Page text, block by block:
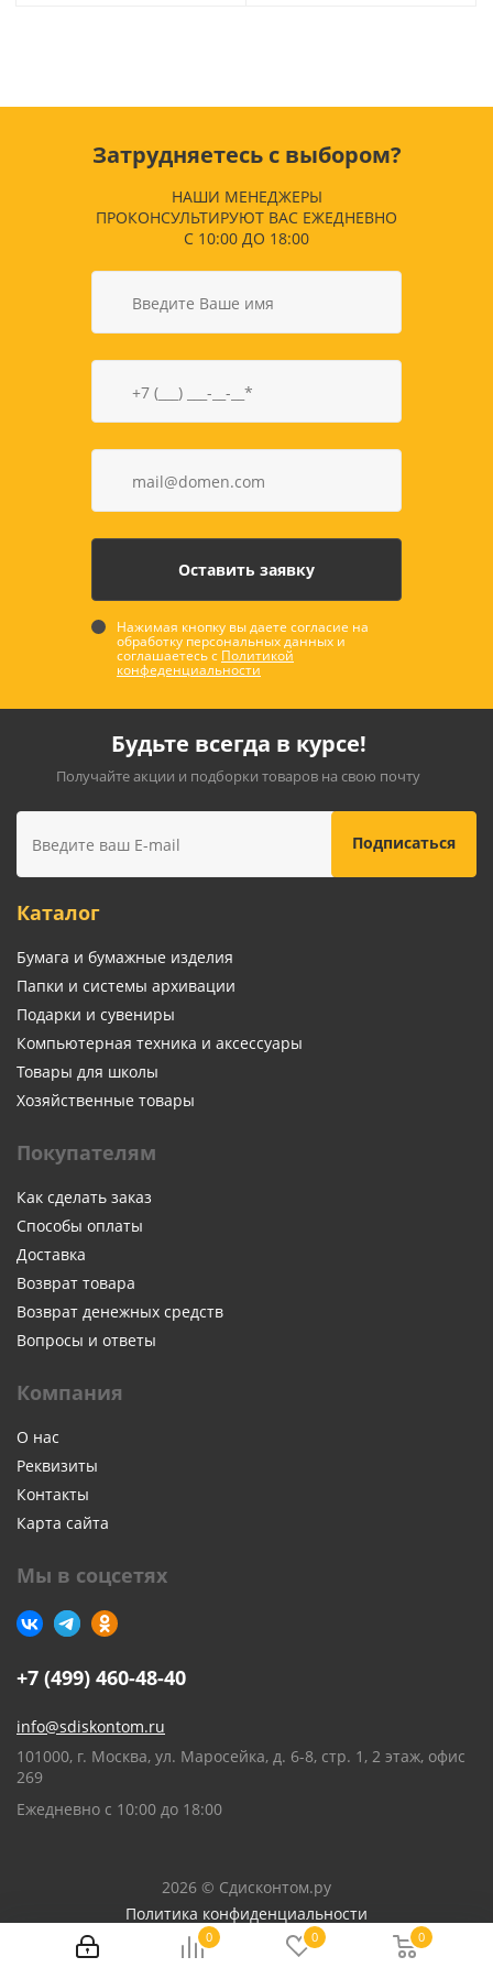
0 0 0
Затрудняетесь с выбором?
НАШИ МЕНЕДЖЕРЫ
ПРОКОНСУЛЬТИРУЮТ ВАС ЕЖЕДНЕВНО
С 10:00 ДО 18:00
Нажимая кнопку вы даете согласие на
обработку персональных данных и
соглашаетесь с Политикой
конфеденциальности
Будьте всегда в курсе!
Получайте акции и подборки товаров на свою почту
Каталог
Бумага и бумажные изделия
Папки и системы архивации
Подарки и сувениры
Компьютерная техника и аксессуары
Товары для школы
Хозяйственные товары
Покупателям
Как сделать заказ
Способы оплаты
Доставка
Возврат товара
Возврат денежных средств
Вопросы и ответы
Компания
О нас
Реквизиты
Контакты
Карта сайта
Мы в соцсетях
+7 (499) 460-48-40
info@sdiskontom.ru
101000, г. Москва, ул. Маросейка, д. 6-8, стр. 1, 2 этаж, офис
269
Ежедневно с 10:00 до 18:00
2026 © Сдисконтом.ру
Политика конфиденциальности